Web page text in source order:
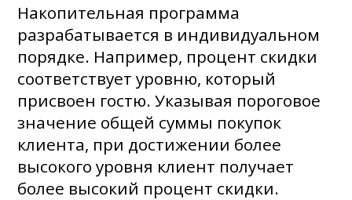
Накопительная программа
разрабатывается в индивидуальном
порядке. Например, процент скидки
соответствует уровню, который
присвоен гостю. Указывая пороговое
значение общей суммы покупок
клиента, при достижении более
высокого уровня клиент получает
более высокий процент скидки.